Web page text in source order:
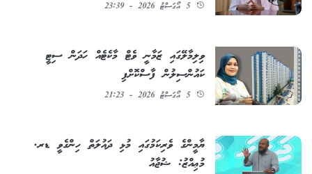
5 އޯގަސްޓު 2026 - 23:39
ވިލިމާލޭގައި ޒަމާނީ ވެޓް މާކެޓެއް ހަދަން ސިޓީ
ކައުންސިލުން ފާސްކޮށްފި
5 އޯގަސްޓު 2026 - 21:23
ޔާމީންގެ ވެރިކަމުގައި މުޅި ދައުލަތް ހިންގެވީ ޑރ.
މުޢިއްޒު: ޝުޖާއު